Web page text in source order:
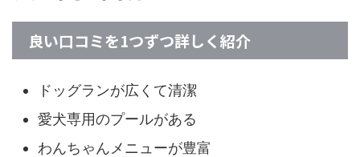
良い口コミを1つずつ詳しく紹介
ドッグランが広くて清潔
愛犬専用のプールがある
わんちゃんメニューが豊富